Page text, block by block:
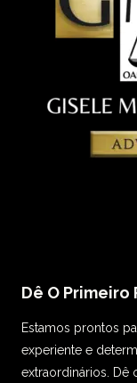
Dê O Primeiro
Estamos prontos
experiente e
extraordinários. Dê